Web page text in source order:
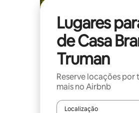
Lugares
de Casa
Truman
Reserve locações
mais no Airbnb
Localização